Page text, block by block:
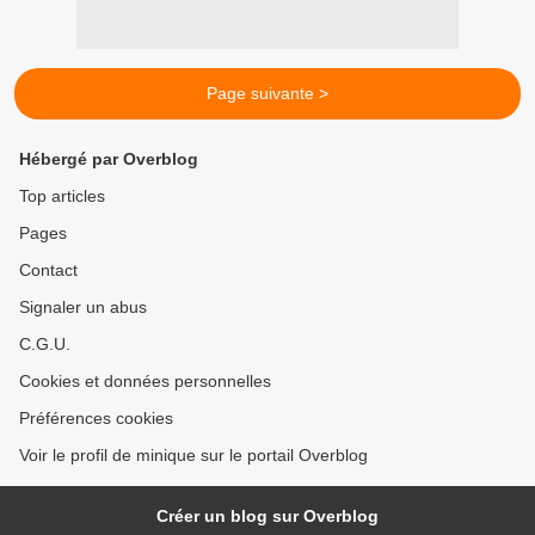
Page suivante >
Hébergé par Overblog
Top articles
Pages
Contact
Signaler un abus
C.G.U.
Cookies et données personnelles
Préférences cookies
Voir le profil de minique sur le portail Overblog
Créer un blog sur Overblog